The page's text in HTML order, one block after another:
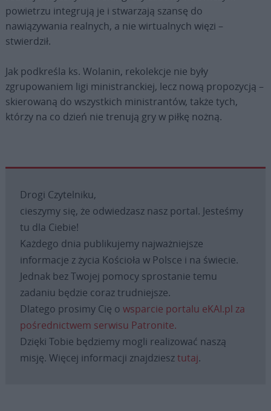
powietrzu integrują je i stwarzają szansę do
nawiązywania realnych, a nie wirtualnych więzi –
stwierdził.
Jak podkreśla ks. Wolanin, rekolekcje nie były
zgrupowaniem ligi ministranckiej, lecz nową propozycją –
skierowaną do wszystkich ministrantów, także tych,
którzy na co dzień nie trenują gry w piłkę nożną.
Drogi Czytelniku,
cieszymy się, że odwiedzasz nasz portal. Jesteśmy
tu dla Ciebie!
Każdego dnia publikujemy najważniejsze
informacje z życia Kościoła w Polsce i na świecie.
Jednak bez Twojej pomocy sprostanie temu
zadaniu będzie coraz trudniejsze.
Dlatego prosimy Cię o wsparcie portalu eKAI.pl za
pośrednictwem serwisu Patronite.
Dzięki Tobie będziemy mogli realizować naszą
misję. Więcej informacji znajdziesztutaj.